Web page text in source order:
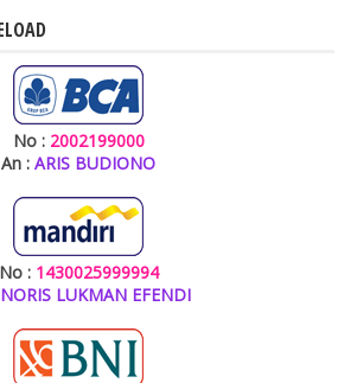
No : 2002199000
An : ARIS BUDIONO
No : 1430025999994
NORIS LUKMAN EFENDI